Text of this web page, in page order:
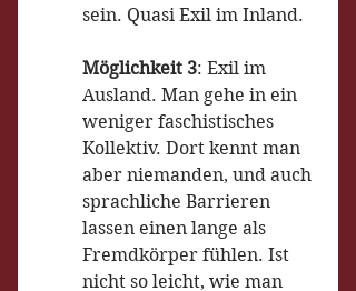
sein. Quasi Exil im Inland.
Möglichkeit 3: Exil im
Ausland. Man gehe in ein
weniger faschistisches
Kollektiv. Dort kennt man
aber niemanden, und auch
sprachliche Barrieren
lassen einen lange als
Fremdkörper fühlen. Ist
nicht so leicht, wie man